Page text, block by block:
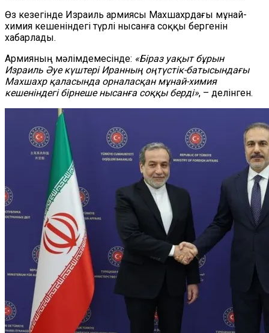
Өз кезегінде Израиль армиясы Махшахрдағы мұнай-
химия кешеніндегі түрлі нысанға соққы бергенін
хабарлады.
Армияның мәлімдемесінде: «Біраз уақыт бұрын
Израиль Әуе күштері Иранның оңтүстік-батысындағы
Махшахр қаласында орналасқан мұнай-химия
кешеніндегі бірнеше нысанға соққы берді», – делінген.